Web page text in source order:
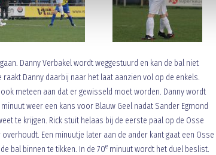
Danny Verbakel wordt weggestuurd en kan de bal niet
Danny daarbij naar het laat aanzien vol op de enkels.
meteen aan dat er gewisseld moet worden. Danny wordt
minuut weer een kans voor Blauw Geel nadat Sander Egmond
te krijgen. Rick stuit helaas bij de eerste paal op de Osse
Een minuutje later aan de ander kant gaat een Osse
bal binnen te tikken. In de 70e minuut wordt het duel beslist.